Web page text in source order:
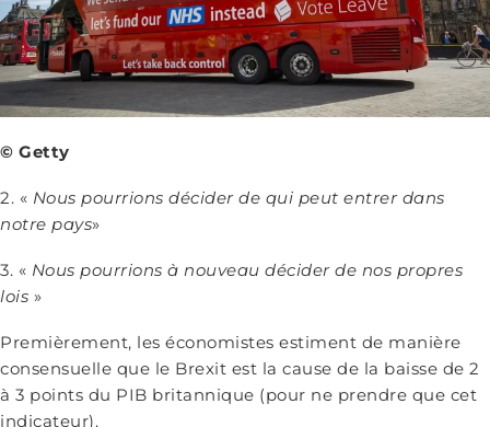
© Getty
2. « Nous pourrions décider de qui peut entrer dans
notre pays»
3. « Nous pourrions à nouveau décider de nos propres
lois »
Premièrement, les économistes estiment de manière
consensuelle que le Brexit est la cause de la baisse de 2
à 3 points du PIB britannique (pour ne prendre que cet
indicateur).